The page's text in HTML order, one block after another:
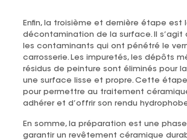
Enfin, la troisième et dernière étape est
décontamination de la surface. Il s’agit
les contaminants qui ont pénétré le
carrosserie. Les impuretés, les dépôts
résidus de peinture sont éliminés pour
une surface lisse et propre. Cette
pour permettre au traitement
adhérer et d’offrir son rendu
En somme, la préparation est une
garantir un revêtement céramique